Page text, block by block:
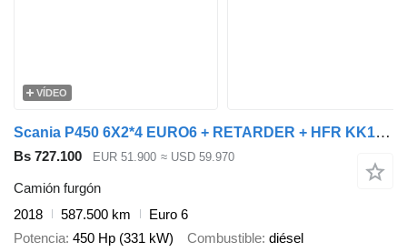
VÍDEO
Scania P450 6X2*4 EURO6 + RETARDER + HFR KK18 TRAILER + remolque furgón
Bs 727.100 EUR 51.900 ≈ USD 59.970
Camión furgón
2018
587.500 km
Euro 6
Potencia 450 Hp (331 kW) Combustible diésel